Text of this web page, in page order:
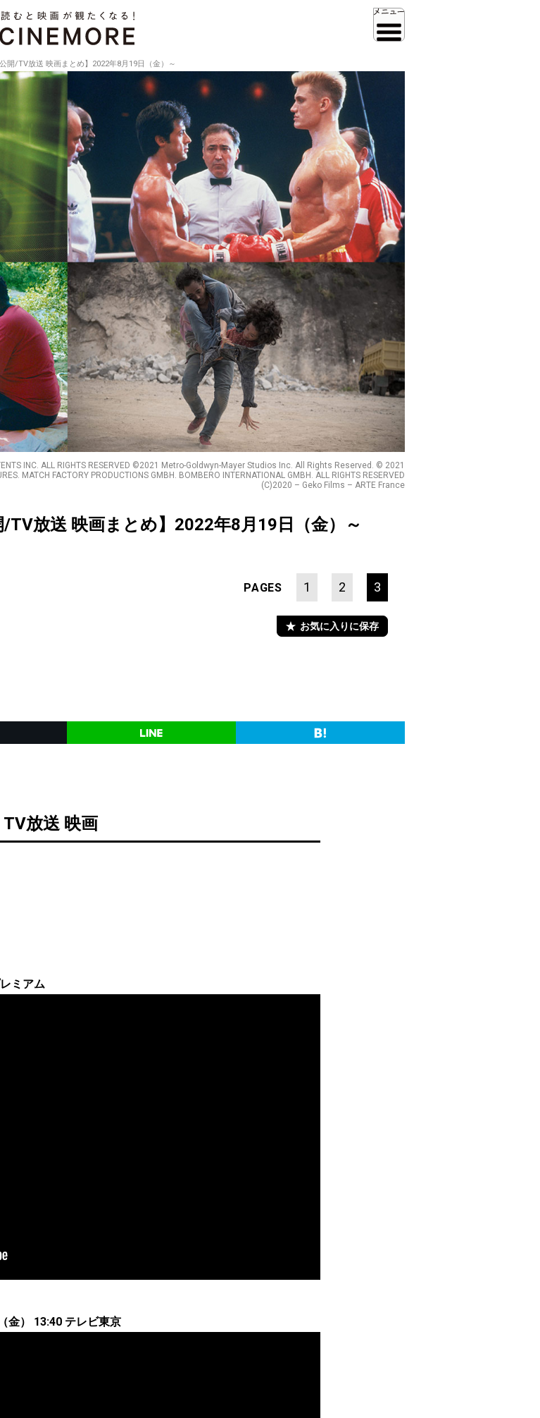
公開/TV放送 映画まとめ】2022年8月19日（金）～
INC. ALL RIGHTS RESERVED ©︎2021 Metro-Goldwyn-Mayer Studios Inc. All Rights Reserved. © 2021
MATCH FACTORY PRODUCTIONS GMBH. BOMBERO INTERNATIONAL GMBH. ALL RIGHTS RESERVED
(C)2020 – Geko Films – ARTE France
/TV放送 映画まとめ】2022年8月19日（金）～
PAGES 1 2 3
お気に入りに保存
放送 映画
ミアム
金） 13:40 テレビ東京